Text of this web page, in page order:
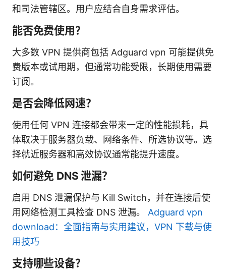
和司法管辖区。用户应结合自身需求评估。
能否免费使用？
大多数 VPN 提供商包括 Adguard vpn 可能提供免
费版本或试用期，但通常功能受限，长期使用需要
订阅。
是否会降低网速？
使用任何 VPN 连接都会带来一定的性能损耗，具
体取决于服务器负载、网络条件、所选协议等。选
择就近服务器和高效协议通常能提升速度。
如何避免 DNS 泄漏？
启用 DNS 泄漏保护与 Kill Switch，并在连接后使
用网络检测工具检查 DNS 泄漏。 Adguard vpn
download：全面指南与实用建议，VPN 下载与使
用技巧
支持哪些设备？